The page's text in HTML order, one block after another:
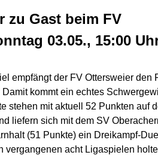
zu Gast beim FV
03.05., 15:00
empfängt der FV Ottersweier den
kommt ein echtes
stehen mit aktuell 52 Punkten auf
liefern sich mit dem SV
(51 Punkte) ein
vergangenen acht Ligaspielen